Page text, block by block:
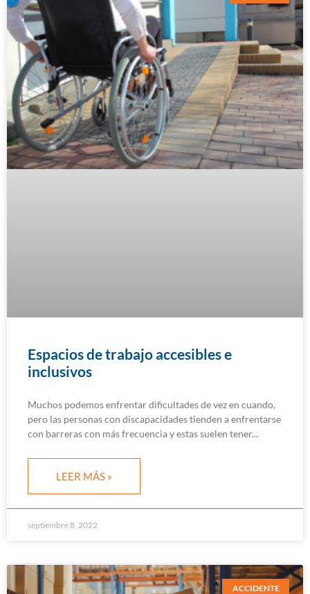
Espacios de trabajo accesibles e
inclusivos
Muchos podemos enfrentar dificultades de vez en cuando,
pero las personas con discapacidades tienden a enfrentarse
con barreras con más frecuencia y estas suelen tener
LEER MÁS »
septiembre 8, 2022
ACCIDENTE